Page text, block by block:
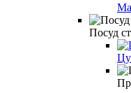
Посуд